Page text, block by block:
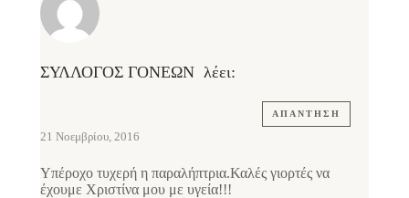
ΣΥΛΛΟΓΟΣ ΓΟΝΕΩΝ λέει:
ΑΠΆΝΤΗΣΗ
21 Νοεμβρίου, 2016
Υπέροχο τυχερή η παραλήπτρια.Καλές γιορτές να
έχουμε Χριστίνα μου με υγεία!!!